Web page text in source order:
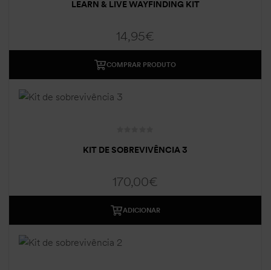
LEARN & LIVE WAYFINDING KIT
14,95€
COMPRAR PRODUTO
KIT DE SOBREVIVÊNCIA 3
170,00€
ADICIONAR